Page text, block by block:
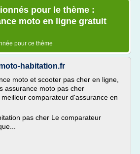
pour le thème :
moto en ligne gratuit
pour ce thème
habitation.fr
moto et scooter pas cher en ligne,
assurance moto pas cher
comparateur d'assurance en
pas cher Le comparateur